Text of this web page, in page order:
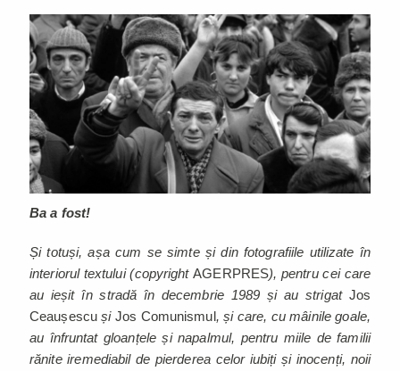
Ba a fost!
Și totuși, așa cum se simte și din fotografiile utilizate în
interiorul textului (copyrightAGERPRES), pentru cei care
au ieșit în stradă în decembrie 1989 și au strigat Jos
Ceaușescuși Jos Comunismul, și care, cu mâinile goale,
au înfruntat gloanțele și napalmul, pentru miile de familii
rănite iremediabil de pierderea celor iubiți și inocenți, noii